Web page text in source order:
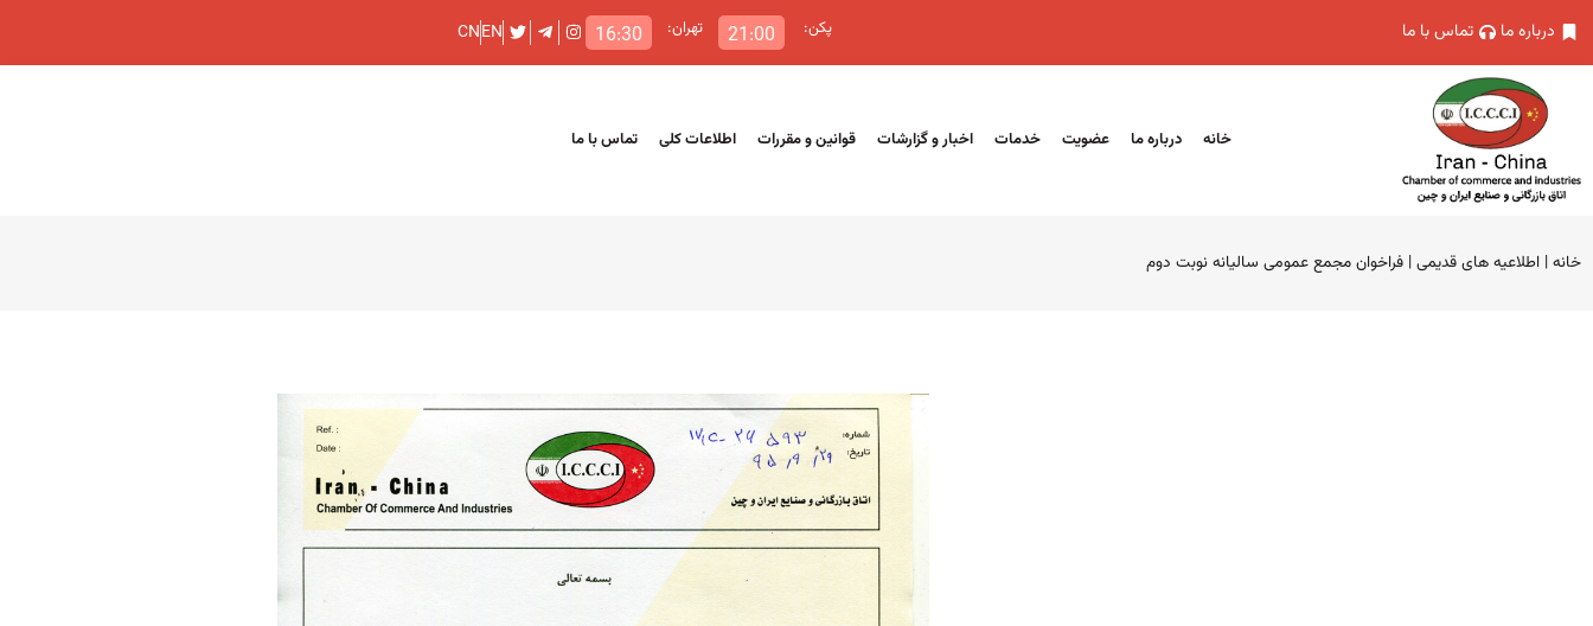
درباره ما تماس با ما پکن: 21:00 تهران: 16:30
EN
CN
خانه درباره ما عضویت خدمات اخبار و گزارشات قوانین و مقررات اطلاعات کلی تماس با ما
خانه| اطلاعیه های قدیمی| فراخوان مجمع عمومی سالیانه نوبت دوم